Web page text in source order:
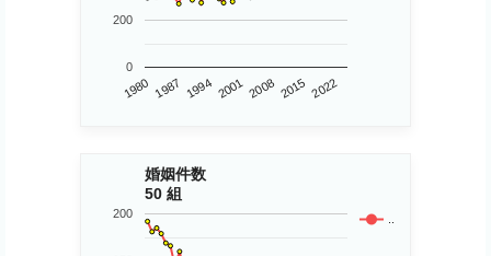
1980 1987 1994 2001 2008 2015 2022
0
200
婚姻件数
50 組
..
200